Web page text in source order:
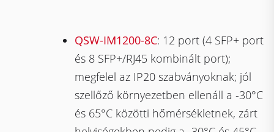
QSW-IM1200-8C: 12 port (4 SFP+ port
és 8 SFP+/RJ45 kombinált port);
megfelel az IP20 szabványoknak; jól
szellőző környezetben ellenáll a -30°C
és 65°C közötti hőmérsékletnek, zárt